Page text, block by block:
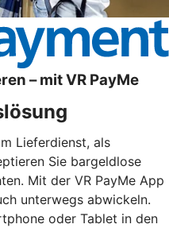
– mit VR PayMe
Lieferdienst, als
Sie bargeldlose
Mit der VR PayMe App
unterwegs abwickeln.
oder Tablet in den